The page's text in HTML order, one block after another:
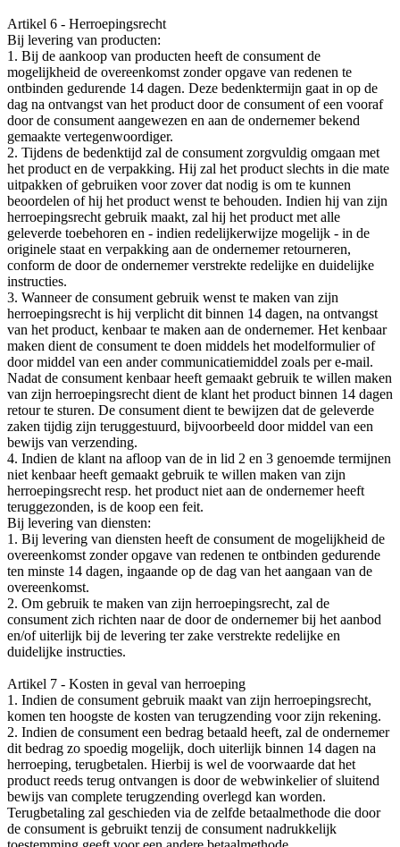
Artikel 6 - Herroepingsrecht
Bij levering van producten:
1. Bij de aankoop van producten heeft de consument de
mogelijkheid de overeenkomst zonder opgave van redenen te
ontbinden gedurende 14 dagen. Deze bedenktermijn gaat in op de
dag na ontvangst van het product door de consument of een vooraf
door de consument aangewezen en aan de ondernemer bekend
gemaakte vertegenwoordiger.
2. Tijdens de bedenktijd zal de consument zorgvuldig omgaan met
het product en de verpakking. Hij zal het product slechts in die mate
uitpakken of gebruiken voor zover dat nodig is om te kunnen
beoordelen of hij het product wenst te behouden. Indien hij van zijn
herroepingsrecht gebruik maakt, zal hij het product met alle
geleverde toebehoren en - indien redelijkerwijze mogelijk - in de
originele staat en verpakking aan de ondernemer retourneren,
conform de door de ondernemer verstrekte redelijke en duidelijke
instructies.
3. Wanneer de consument gebruik wenst te maken van zijn
herroepingsrecht is hij verplicht dit binnen 14 dagen, na ontvangst
van het product, kenbaar te maken aan de ondernemer. Het kenbaar
maken dient de consument te doen middels het modelformulier of
door middel van een ander communicatiemiddel zoals per e-mail.
Nadat de consument kenbaar heeft gemaakt gebruik te willen maken
van zijn herroepingsrecht dient de klant het product binnen 14 dagen
retour te sturen. De consument dient te bewijzen dat de geleverde
zaken tijdig zijn teruggestuurd, bijvoorbeeld door middel van een
bewijs van verzending.
4. Indien de klant na afloop van de in lid 2 en 3 genoemde termijnen
niet kenbaar heeft gemaakt gebruik te willen maken van zijn
herroepingsrecht resp. het product niet aan de ondernemer heeft
teruggezonden, is de koop een feit.
Bij levering van diensten:
1. Bij levering van diensten heeft de consument de mogelijkheid de
overeenkomst zonder opgave van redenen te ontbinden gedurende
ten minste 14 dagen, ingaande op de dag van het aangaan van de
overeenkomst.
2. Om gebruik te maken van zijn herroepingsrecht, zal de
consument zich richten naar de door de ondernemer bij het aanbod
en/of uiterlijk bij de levering ter zake verstrekte redelijke en
duidelijke instructies.
Artikel 7 - Kosten in geval van herroeping
1. Indien de consument gebruik maakt van zijn herroepingsrecht,
komen ten hoogste de kosten van terugzending voor zijn rekening.
2. Indien de consument een bedrag betaald heeft, zal de ondernemer
dit bedrag zo spoedig mogelijk, doch uiterlijk binnen 14 dagen na
herroeping, terugbetalen. Hierbij is wel de voorwaarde dat het
product reeds terug ontvangen is door de webwinkelier of sluitend
bewijs van complete terugzending overlegd kan worden.
Terugbetaling zal geschieden via de zelfde betaalmethode die door
de consument is gebruikt tenzij de consument nadrukkelijk